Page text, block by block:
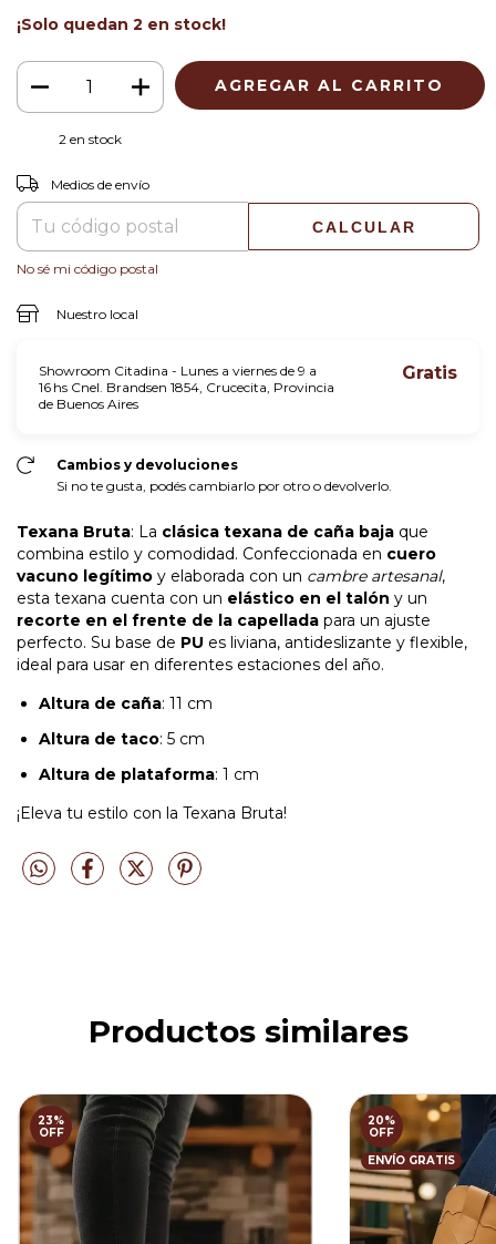
¡Solo quedan 2 en stock!
2 en stock
Entregas para el CP:
Medios de envío
CALCULAR
No sé mi código postal
Nuestro local
Showroom Citadina - Lunes a viernes de 9 a
16 hs Cnel. Brandsen 1854, Crucecita, Provincia
de Buenos Aires
Gratis
Cambios y devoluciones
Si no te gusta, podés cambiarlo por otro o devolverlo.
Texana Bruta: La clásica texana de caña baja que
combina estilo y comodidad. Confeccionada en cuero
vacuno legítimo y elaborada con un cambre artesanal,
esta texana cuenta con un elástico en el talón y un
recorte en el frente de la capellada para un ajuste
perfecto. Su base de PU es liviana, antideslizante y flexible,
ideal para usar en diferentes estaciones del año.
Altura de caña: 11 cm
Altura de taco: 5 cm
Altura de plataforma: 1 cm
¡Eleva tu estilo con la Texana Bruta!
Productos similares
23%
OFF
20%
OFF
ENVÍO GRATIS